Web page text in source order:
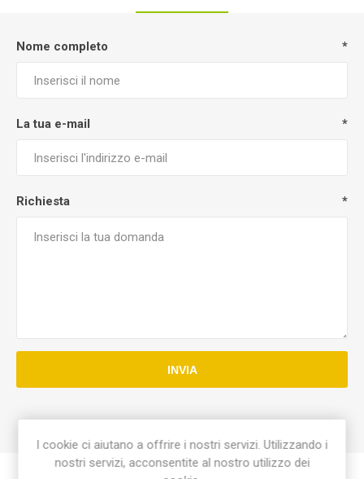
Nome completo *
La tua e-mail *
Richiesta *
INVIA
I cookie ci aiutano a offrire i nostri servizi. Utilizzando i
nostri servizi, acconsentite al nostro utilizzo dei